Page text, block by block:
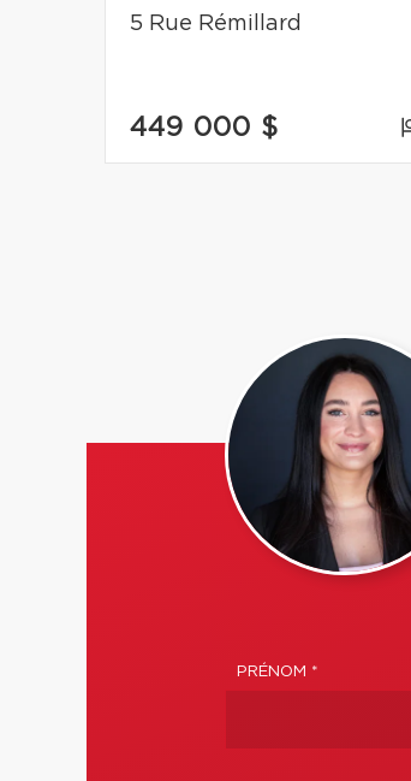
5 Rue Rémillard
449 000 $
PRÉNOM *